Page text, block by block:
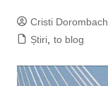
Cristi Dorombach
Știri, to blog